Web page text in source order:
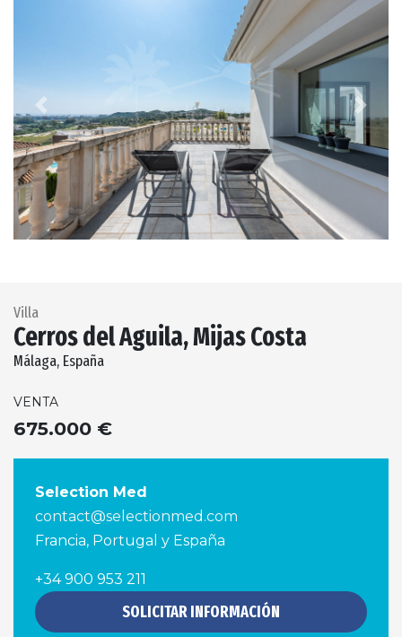
Previous Next
Villa
Cerros del Aguila, Mijas Costa
Málaga, España
VENTA
675.000 €
Selection Med
contact@selectionmed.com
Francia, Portugal y España
+34 900 953 211
SOLICITAR INFORMACIÓN